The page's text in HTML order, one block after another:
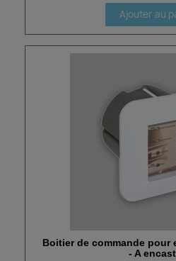
Ajouter au
Aperçu
Boitier de commande pour
- A